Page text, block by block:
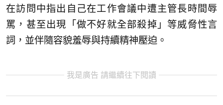
在訪問中指出自己在工作會議中遭主管長時間辱
罵，甚至出現「做不好就全部殺掉」等威脅性言
詞，並伴隨容貌羞辱與持續精神壓迫。
我是廣告 請繼續往下閱讀